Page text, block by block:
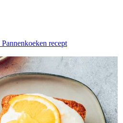
Pannenkoeken recept